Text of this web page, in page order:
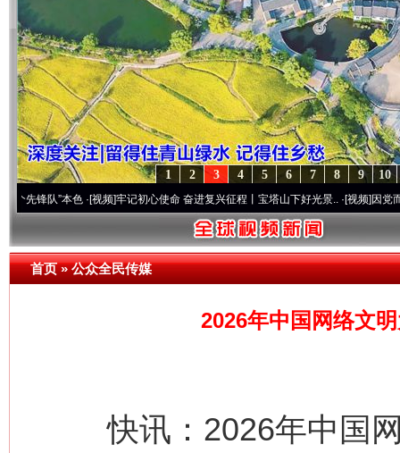
10
9
8
7
6
5
4
3
2
1
”本色·[视频]牢记初心使命 奋进复兴征程丨宝塔山下好光景..·[视频]因党而生 为党
首页»公众全民传媒
2026年中国网络文
快讯：2026年中国网